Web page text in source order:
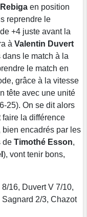
en position
reprendre le
+4 juste avant la
à Valentin Duvert
le match à la
le match en
grâce à la vitesse
tête avec une unité
25). On se dit alors
faire la différence
encadrés par les
de Timothé Esson,
), vont tenir bons,
16, Duvert V 7/10,
2/3, Chazot